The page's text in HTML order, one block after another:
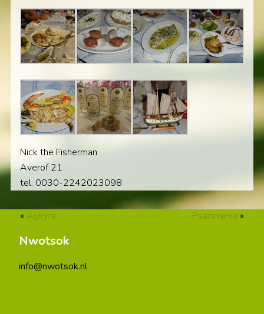
Nick the Fisherman
Averof 21
tel. 0030-2242023098
« Agkyra Psarovarka »
Nwotsok
info@nwotsok.nl